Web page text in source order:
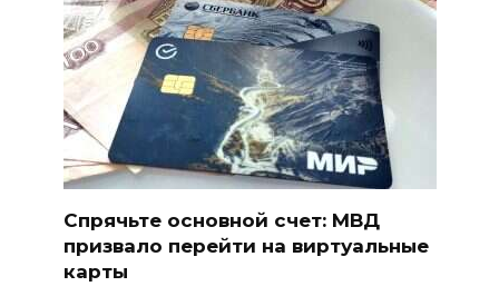
Спрячьте основной счет: МВД
призвало перейти на виртуальные
карты